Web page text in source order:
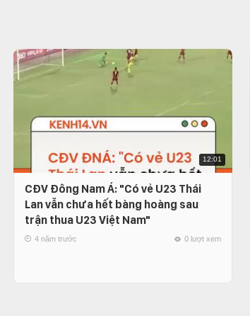
12:01
CĐV Đông Nam Á: "Có vẻ U23 Thái
Lan vẫn chưa hết bàng hoàng sau
trận thua U23 Việt Nam"
4 năm trước 0 lượt xem